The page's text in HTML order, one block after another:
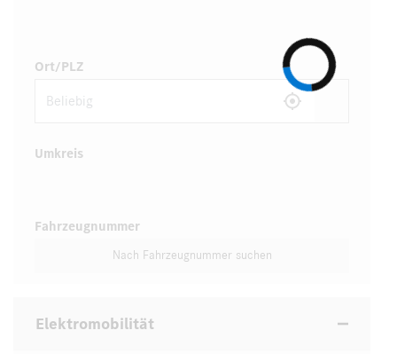
Ort/PLZ
Umkreis
Fahrzeugnummer
Nach Fahrzeugnummer suchen
Elektromobilität